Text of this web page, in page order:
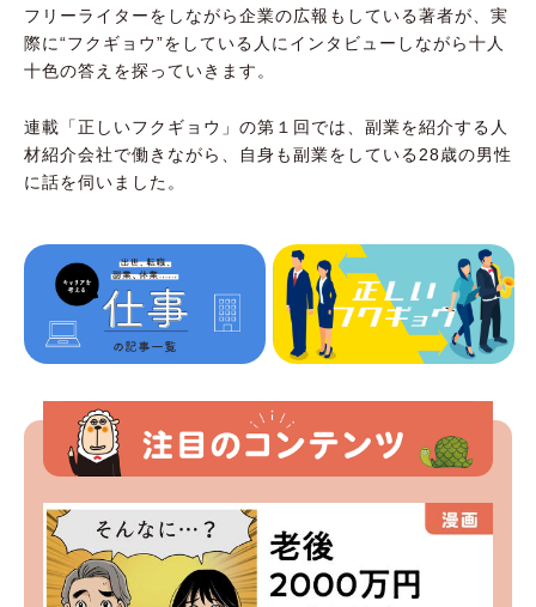
フリーライターをしながら企業の広報もしている著者が、実
際に“フクギョウ”をしている人にインタビューしながら十人
十色の答えを探っていきます。
連載「正しいフクギョウ」の第１回では、副業を紹介する人
材紹介会社で働きながら、自身も副業をしている28歳の男性
に話を伺いました。